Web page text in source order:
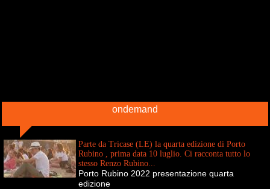
ondemand
Parte da Tricase (LE) la quarta edizione di Porto
Rubino , prima data 10 luglio. Ci racconta tutto lo
stesso Renzo Rubino...
Porto Rubino 2022 presentazione quarta
edizione